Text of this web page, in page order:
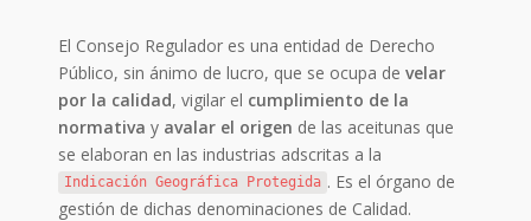
El Consejo Regulador es una entidad de Derecho
Público, sin ánimo de lucro, que se ocupa develar
por la calidad, vigilar el cumplimiento de la
normativa y avalar el origen de las aceitunas que
se elaboran en las industrias adscritas a la
Indicación Geográfica Protegida . Es el órgano de
gestión de dichas denominaciones de Calidad.